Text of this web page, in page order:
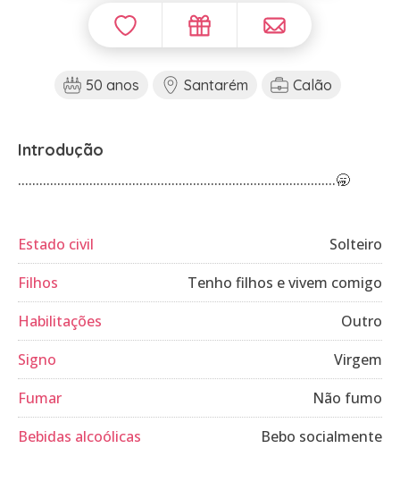
50 anos Santarém Calão
Introdução
.........................................................................................🥱
Estado civil
Solteiro
Filhos
Tenho filhos e vivem comigo
Habilitações
Outro
Signo
Virgem
Fumar
Não fumo
Bebidas alcoólicas
Bebo socialmente